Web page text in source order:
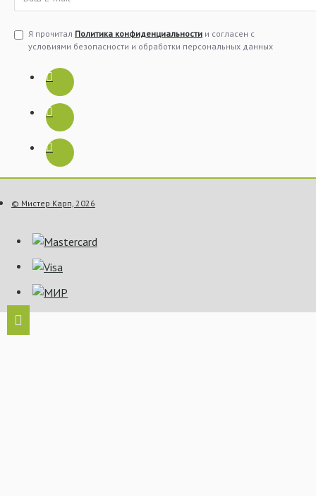
Я прочитал Политика конфиденциальности и согласен с
условиями безопасности и обработки персональных данных
© Мистер Карп, 2026